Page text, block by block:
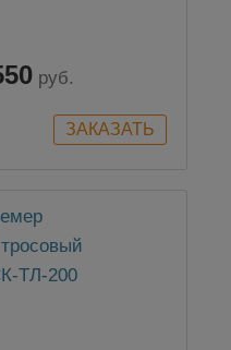
руб.